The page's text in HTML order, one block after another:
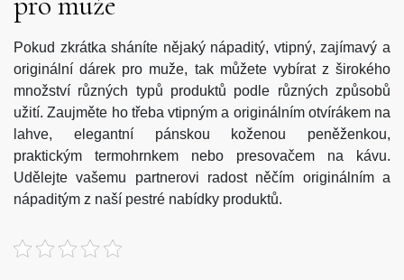
Pokud zkrátka sháníte nějaký nápaditý, vtipný, zajímavý a
originálnídárek pro muže, tak můžete vybírat z širokého
množství různých typů produktů podle různých způsobů
užití. Zaujměte ho třeba vtipným a originálním otvírákem na
lahve, elegantní pánskou koženou peněženkou,
praktickým termohrnkem nebo presovačem na kávu.
Udělejte vašemu partnerovi radost něčím originálním a
nápaditým z naší pestré nabídky produktů.